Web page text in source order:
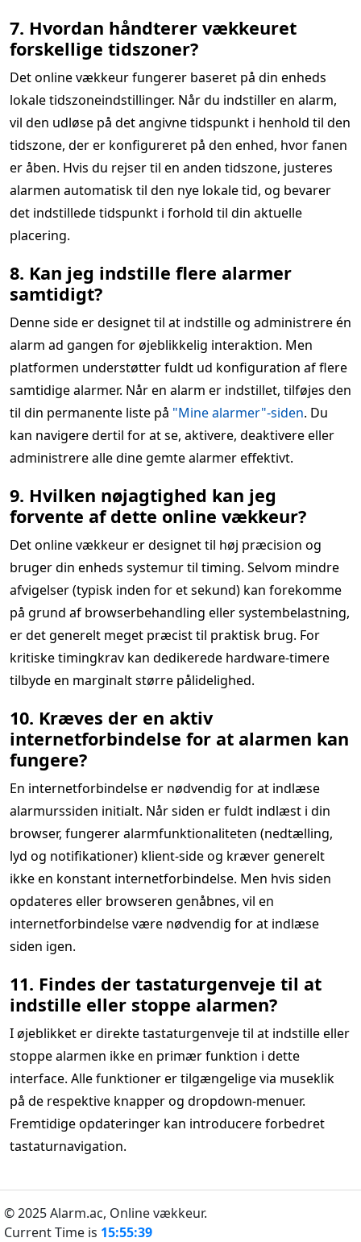
7. Hvordan håndterer vækkeuret
forskellige tidszoner?
Det online vækkeur fungerer baseret på din enheds
lokale tidszoneindstillinger. Når du indstiller en alarm,
vil den udløse på det angivne tidspunkt i henhold til den
tidszone, der er konfigureret på den enhed, hvor fanen
er åben. Hvis du rejser til en anden tidszone, justeres
alarmen automatisk til den nye lokale tid, og bevarer
det indstillede tidspunkt i forhold til din aktuelle
placering.
8. Kan jeg indstille flere alarmer
samtidigt?
Denne side er designet til at indstille og administrere én
alarm ad gangen for øjeblikkelig interaktion. Men
platformen understøtter fuldt ud konfiguration af flere
samtidige alarmer. Når en alarm er indstillet, tilføjes den
til din permanente liste på "Mine alarmer"-siden. Du
kan navigere dertil for at se, aktivere, deaktivere eller
administrere alle dine gemte alarmer effektivt.
9. Hvilken nøjagtighed kan jeg
forvente af dette online vækkeur?
Det online vækkeur er designet til høj præcision og
bruger din enheds systemur til timing. Selvom mindre
afvigelser (typisk inden for et sekund) kan forekomme
på grund af browserbehandling eller systembelastning,
er det generelt meget præcist til praktisk brug. For
kritiske timingkrav kan dedikerede hardware-timere
tilbyde en marginalt større pålidelighed.
10. Kræves der en aktiv
internetforbindelse for at alarmen kan
fungere?
En internetforbindelse er nødvendig for at indlæse
alarmurssiden initialt. Når siden er fuldt indlæst i din
browser, fungerer alarmfunktionaliteten (nedtælling,
lyd og notifikationer) klient-side og kræver generelt
ikke en konstant internetforbindelse. Men hvis siden
opdateres eller browseren genåbnes, vil en
internetforbindelse være nødvendig for at indlæse
siden igen.
11. Findes der tastaturgenveje til at
indstille eller stoppe alarmen?
I øjeblikket er direkte tastaturgenveje til at indstille eller
stoppe alarmen ikke en primær funktion i dette
interface. Alle funktioner er tilgængelige via museklik
på de respektive knapper og dropdown-menuer.
Fremtidige opdateringer kan introducere forbedret
tastaturnavigation.
© 2025 Alarm.ac, Online vækkeur.
Current Time is 15:55:39